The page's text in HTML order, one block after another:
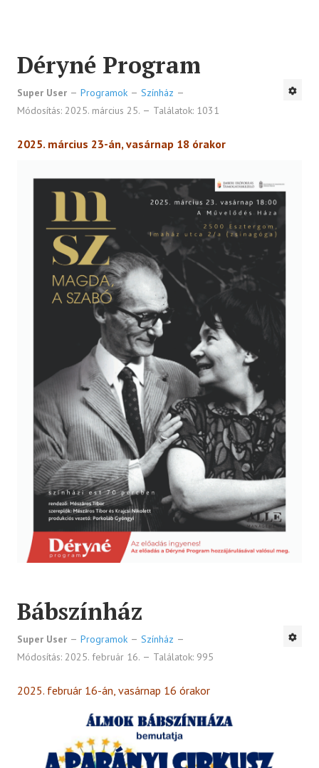
Déryné Program
Super User Programok
Színház
Módosítás: 2025. március 25.
Találatok: 1031
2025. március 23-án, vasárnap 18 órakor
Bábszínház
Super User Programok
Színház
Módosítás: 2025. február 16.
Találatok: 995
2025. február 16-án, vasárnap 16 órakor